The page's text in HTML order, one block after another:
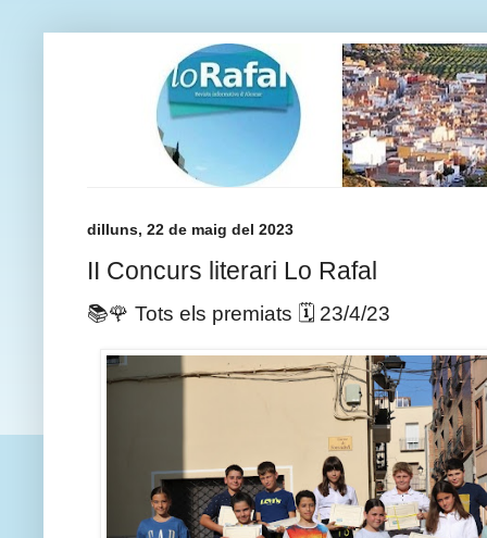
dilluns, 22 de maig del 2023
II Concurs literari Lo Rafal
📚🌹 Tots els premiats 🗓️ 23/4/23